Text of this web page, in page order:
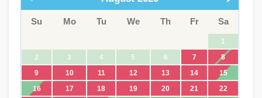
Su Mo Tu We Th Fr Sa
1
2
3 4 5 6 7
8
9
10 11 12 13 14
15
16
17 18 19 20 21
22